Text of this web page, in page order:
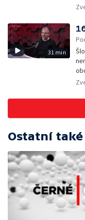
31 min
Ostatní